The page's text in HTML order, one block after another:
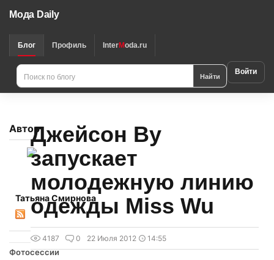
Мода Daily
Блог Профиль InterModa.ru
Найти Войти
Автор
Татьяна Смирнова
Фотосессии
Джейсон Ву
запускает
молодежную линию
одежды Miss Wu
4187 0 22 Июля 2012 14:55